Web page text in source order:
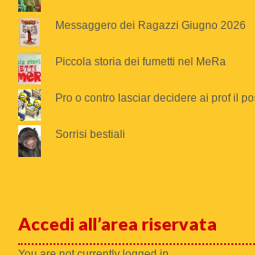
Messaggero dei Ragazzi Giugno 2026
Piccola storia dei fumetti nel MeRa
Pro o contro lasciar decidere ai prof il
Sorrisi bestiali
Accedi all’area riservata